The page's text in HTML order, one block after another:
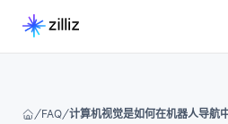
FAQ 计算机视觉是如何在机器人导航